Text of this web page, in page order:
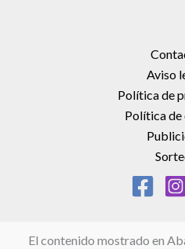
Aviso
Política de
Política de
El contenido mostrado en